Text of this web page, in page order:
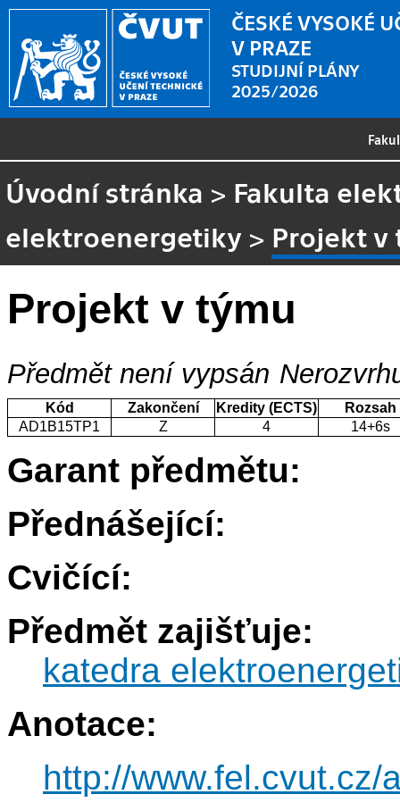
ČESKÉ VYSOKÉ
V PRAZE
STUDIJNÍ PLÁNY
2025/2026
Úvodní stránka > Fakulta
elektroenergetiky > Projekt v
Projekt v týmu
Předmět není vypsán
Kód Zakončení Kredity (ECTS)
Rozsah
AD1B15TP1
Z 4 14+6s
Garant předmětu:
Přednášející:
Cvičící:
Předmět zajišťuje:
katedra
Anotace:
http://www.fel.cvut.cz/